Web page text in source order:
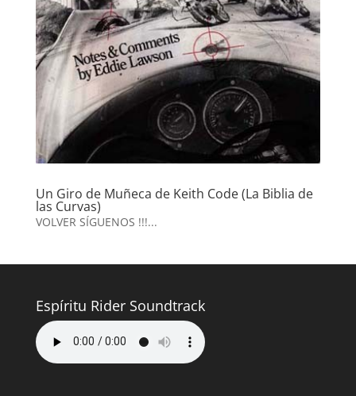
Un Giro de Muñeca de Keith Code (La Biblia de
las Curvas)
VOLVER SÍGUENOS !!!...
Espíritu Rider Soundtrack